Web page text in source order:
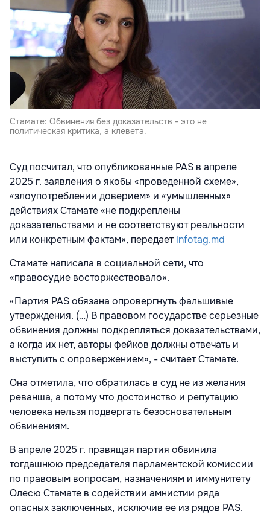
Стамате: Обвинения без доказательств - это не
политическая критика, а клевета.
Суд посчитал, что опубликованные PAS в апреле
2025 г. заявления о якобы «проведенной схеме»,
«злоупотреблении доверием» и «умышленных»
действиях Стамате «не подкреплены
доказательствами и не соответствуют реальности
или конкретным фактам», передаетinfotag.md
Стамате написала в социальной сети, что
«правосудие восторжествовало».
«Партия PAS обязана опровергнуть фальшивые
утверждения. (…) В правовом государстве серьезные
обвинения должны подкрепляться доказательствами,
а когда их нет, авторы фейков должны отвечать и
выступить с опровержением», - считает Стамате.
Она отметила, что обратилась в суд не из желания
реванша, а потому что достоинство и репутацию
человека нельзя подвергать безосновательным
обвинениям.
В апреле 2025 г. правящая партия обвинила
тогдашнюю председателя парламентской комиссии
по правовым вопросам, назначениям и иммунитету
Олесю Стамате в содействии амнистии ряда
опасных заключенных, исключив ее из рядов PAS.